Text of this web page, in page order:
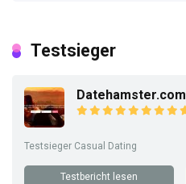
Testsieger
Datehamster.com
Testsieger Casual Dating
Testbericht lesen